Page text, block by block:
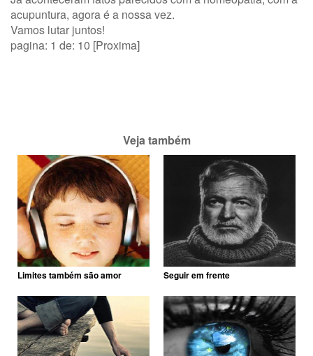
acupuntura, agora é a nossa vez.
Vamos lutar juntos!
pagina: 1 de: 10 [Proxima]
Veja também
Limites também são amor Seguir em frente